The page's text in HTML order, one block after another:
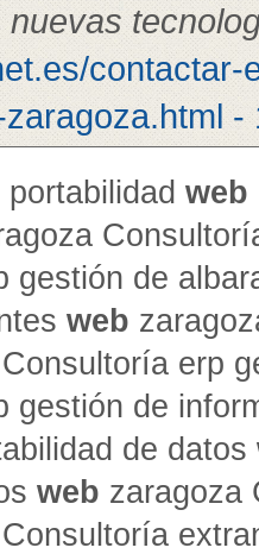
nuevas
-
web
gestión de
web
erp
gestión de
de datos
web zaragoza